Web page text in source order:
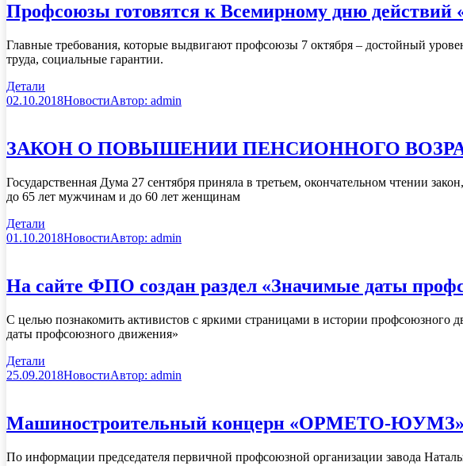
Профсоюзы готовятся к Всемирному дню действий
Главные требования, которые выдвигают профсоюзы 7 октября – достойный
труда, социальные гарантии.
Детали
02.10.2018НовостиАвтор: admin
ЗАКОН О ПОВЫШЕНИИ ПЕНСИОННОГО
Государственная Дума 27 сентября приняла в третьем, окончательном чтении
до 65 лет мужчинам и до 60 лет женщинам
Детали
01.10.2018НовостиАвтор: admin
На сайте ФПО создан раздел «Значимые даты
С целью познакомить активистов с яркими страницами в истории профсоюзного
даты профсоюзного движения»
Детали
25.09.2018НовостиАвтор: admin
Машиностроительный концерн «ОРМЕТО-ЮУМЗ»
По информации председателя первичной профсоюзной организации завода